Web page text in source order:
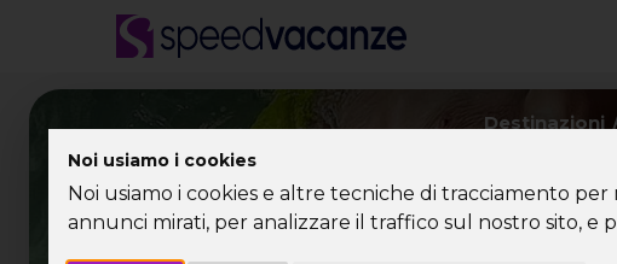
Noi usiamo i cookies
Noi usiamo i cookies e altre tecniche di tracciamento
annunci mirati, per analizzare il traffico sul nostro sito, e
Destinazioni